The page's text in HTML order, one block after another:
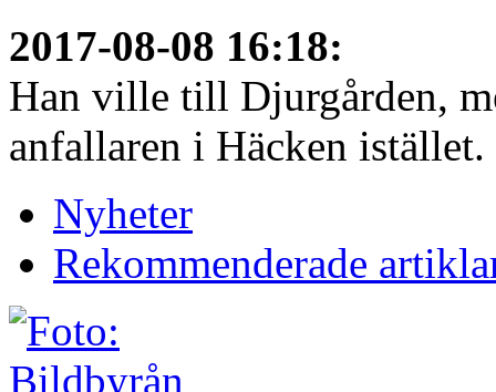
2017-08-08 16:18:
Han ville till Djurgården,
anfallaren i Häcken
Nyheter
Rekommenderade